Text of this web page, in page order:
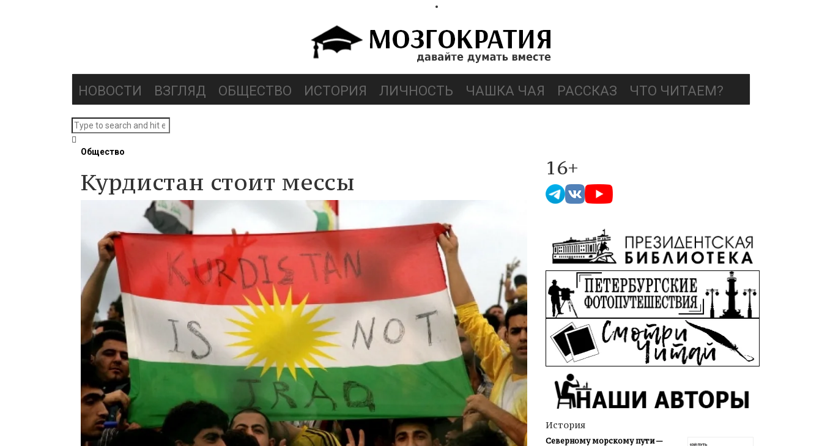
НОВОСТИ ВЗГЛЯД ОБЩЕСТВО ИСТОРИЯ ЛИЧНОСТЬ ЧАШКА ЧАЯ РАССКАЗ ЧТО ЧИТАЕМ?
Общество
Курдистан стоит мессы 16+
История
Северному морскому пути —